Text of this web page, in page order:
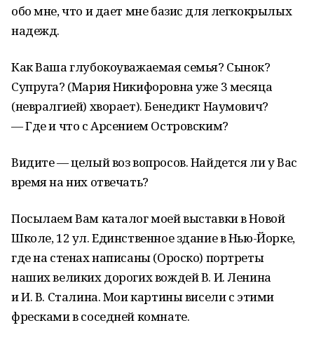
обо мне, что и дает мне базис для легкокрылых
надежд.
Как Ваша глубокоуважаемая семья? Сынок?
Супруга? (Мария Никифоровна уже 3 месяца
(невралгией) хворает). Бенедикт Наумович?
— Где и что с Арсением Островским?
Видите — целый воз вопросов. Найдется ли у Вас
время на них отвечать?
Посылаем Вам каталог моей выставки в Новой
Школе, 12 ул. Единственное здание в Нью-Йорке,
где на стенах написаны (Ороско) портреты
наших великих дорогих вождей В. И. Ленина
и И. В. Сталина. Мои картины висели с этими
фресками в соседней комнате.